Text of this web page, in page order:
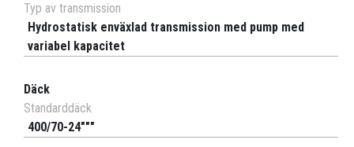
Typ av transmission
Hydrostatisk enväxlad transmission med pump med
variabel kapacitet
Däck
Standarddäck
400/70-24"""